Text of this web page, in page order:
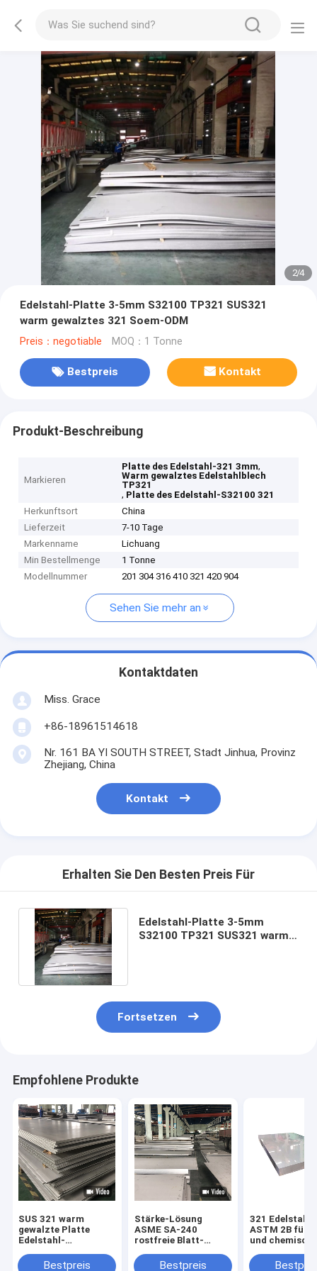
2/4
Edelstahl-Platte 3-5mm S32100 TP321 SUS321
warm gewalztes 321 Soem-ODM
Preis：negotiable MOQ：1 Tonne
Bestpreis Kontakt
Produkt-Beschreibung
Markieren
Platte des Edelstahl-321 3mm,
Warm gewalztes Edelstahlblech
TP321
, Platte des Edelstahl-S32100 321
Herkunftsort
China
Lieferzeit
7-10 Tage
Markenname
Lichuang
Min Bestellmenge
1 Tonne
Modellnummer
201 304 316 410 321 420 904
Sehen Sie mehr an
Kontaktdaten
Miss. Grace
+86-18961514618
Nr. 161 BA YI SOUTH STREET, Stadt Jinhua, Provinz
Zhejiang, China
Kontakt
Erhalten Sie Den Besten Preis Für
Edelstahl-Platte 3-5mm
S32100 TP321 SUS321 warm
Fortsetzen
Empfohlene Produkte
SUS 321 warm
gewalzte Platte
Edelstahl-
starkeBestpreis
Stärke-Lösung
ASME SA-240
rostfreie Blatt-
warm gewalzte Inox
Bestpreis
321
ASTM 2B für
und